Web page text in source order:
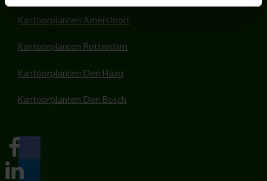
Kantoorplanten Amersfoort
Kantoorplanten Rotterdam
Kantoorplanten Den Haag
Kantoorplanten Den Bosch